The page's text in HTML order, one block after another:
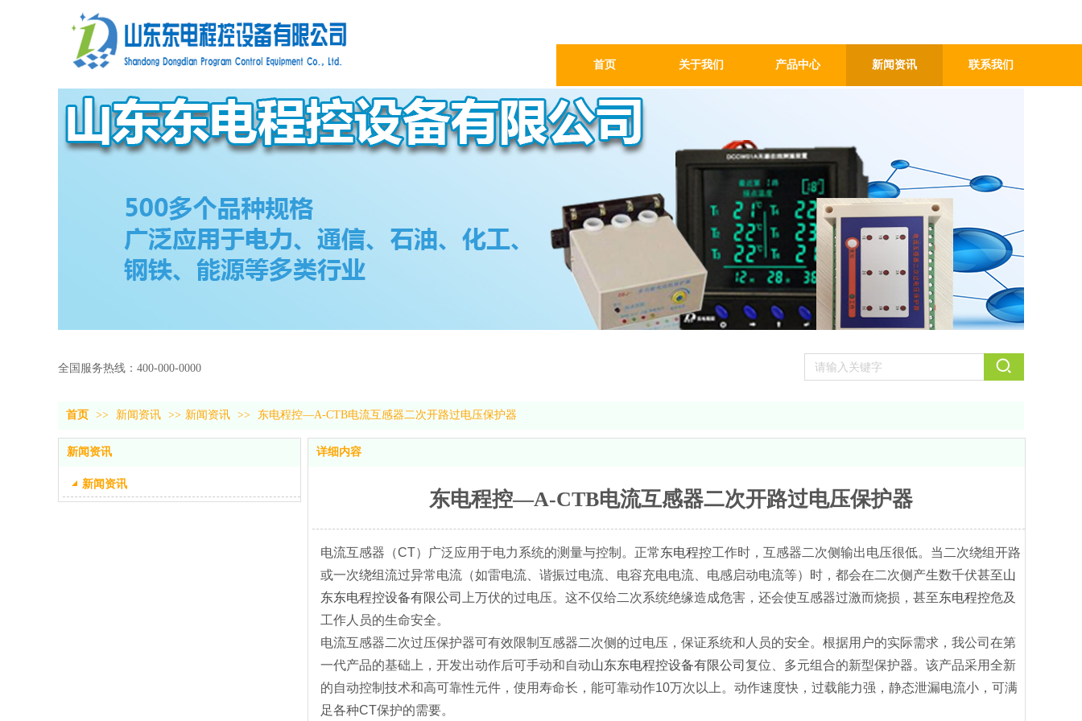
首页 关于我们 产品中心 新闻资讯 联系我们
全国服务热线：400-000-0000
首页 >> 新闻资讯 >> 新闻资讯 >> 东电程控—A-CTB电流互感器二次开路过电压保护器
新闻资讯
新闻资讯
详细内容
东电程控—A-CTB电流互感器二次开路过电压保护器
电流互感器（CT）广泛应用于电力系统的测量与控制。正常东电程控工作时，互感器二次侧输出电压很低。当二次绕组开路
或一次绕组流过异常电流（如雷电流、谐振过电流、电容充电电流、电感启动电流等）时，都会在二次侧产生数千伏甚至山
东东电程控设备有限公司
上万伏的过电压。这不仅给二次系统绝缘造成危害，还会使互感器过激而烧损，甚至东电程控危及
工作人员的生命安全。
电流互感器二次过压保护器可有效限制互感器二次侧的过电压，保证系统和人员的安全。根据用户的实际需求，我公司在第
一代产品的基础上，开发出动作后可手动和自动山东东电程控设备有限公司 复位、多元组合的新型保护器。该产品采用全新
的自动控制技术和高可靠性元件，使用寿命长，能可靠动作10万次以上。动作速度快，过载能力强，静态泄漏电流小，可满
足各种CT保护的需要。